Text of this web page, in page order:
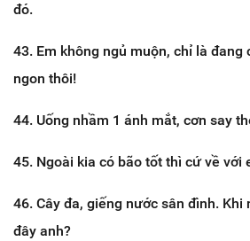
đó.
43. Em không ngủ muộn, chỉ là đang
ngon thôi!
44. Uống nhầm 1 ánh mắt, cơn say
45. Ngoài kia có bão tốt thì cứ về với
46. Cây đa, giếng nước sân đình.
đây anh?